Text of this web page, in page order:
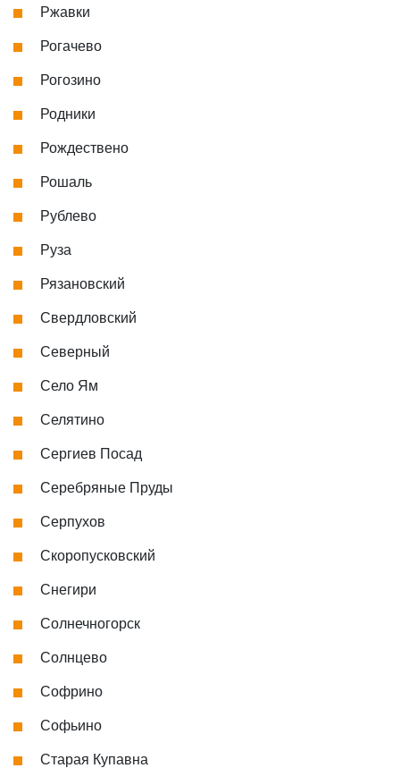
Ржавки
Рогачево
Рогозино
Родники
Рождествено
Рошаль
Рублево
Руза
Рязановский
Свердловский
Северный
Село Ям
Селятино
Сергиев Посад
Серебряные Пруды
Серпухов
Скоропусковский
Снегири
Солнечногорск
Солнцево
Софрино
Софьино
Старая Купавна